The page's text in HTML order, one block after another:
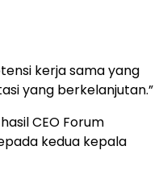
kerja sama yang
yang berkelanjutan.”
CEO Forum
kedua kepala